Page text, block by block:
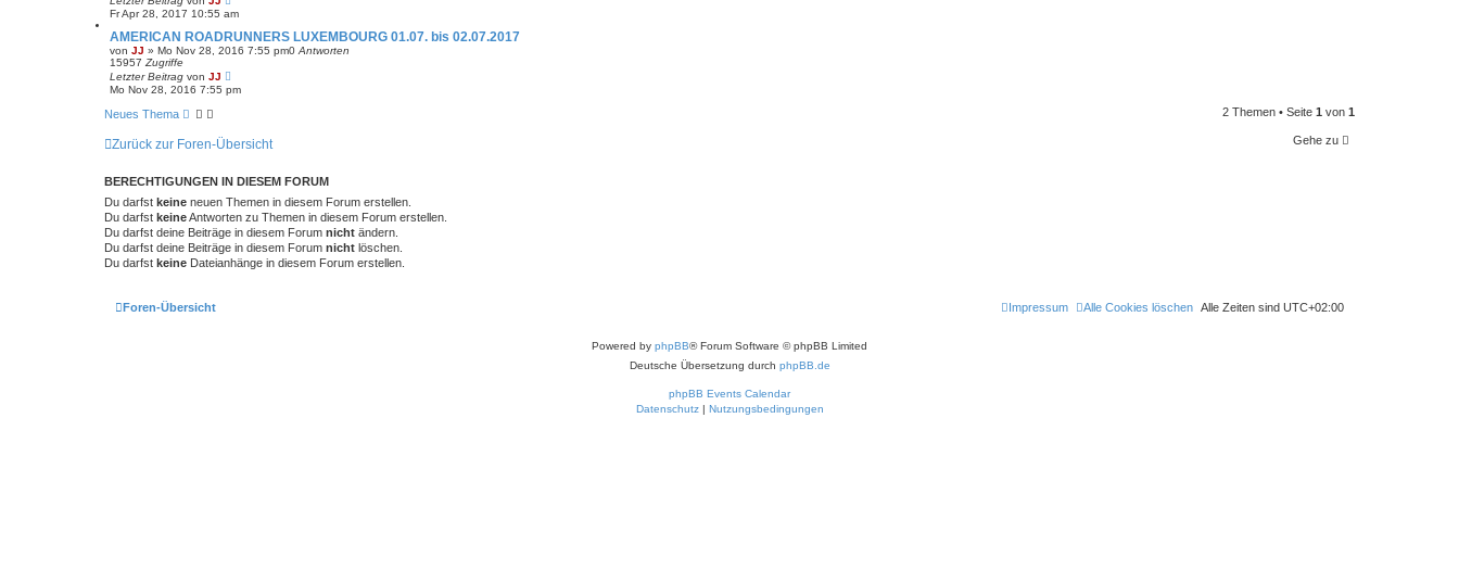
c
e
Fr Apr 28, 2017 10:55 am
AMERICAN ROADRUNNERS LUXEMBOURG 01.07. bis 02.07.2017
von JJ » Mo Nov 28, 2016 7:55 pm0 Antworten
15957 Zugriffe
Letzter Beitrag von JJ
Mo Nov 28, 2016 7:55 pm
Neues Thema 2 Themen • Seite 1 von 1
Zurück zur Foren-Übersicht Gehe zu
BERECHTIGUNGEN IN DIESEM FORUM
Du darfst keine neuen Themen in diesem Forum erstellen.
Du darfst keineAntworten zu Themen in diesem Forum erstellen.
Du darfst deine Beiträge in diesem Forum nicht ändern.
Du darfst deine Beiträge in diesem Forum nicht löschen.
Du darfst keine Dateianhänge in diesem Forum erstellen.
Foren-Übersicht Alle Zeiten sind UTC+02:00
Alle Cookies löschen
Impressum
Powered by phpBB® Forum Software © phpBB Limited
Deutsche Übersetzung durch phpBB.de
phpBB Events Calendar
Datenschutz| Nutzungsbedingungen